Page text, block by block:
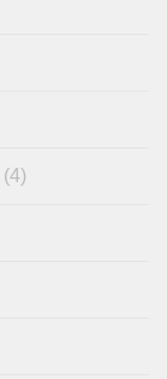
(4)